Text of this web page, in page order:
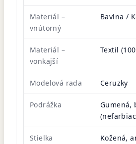
Materiál –
vnútorný
Bavlna /
Materiál –
vonkajší
Textil
Modelová rada Ceruzky
Podrážka
Gumená,
Stielka
Kožená,